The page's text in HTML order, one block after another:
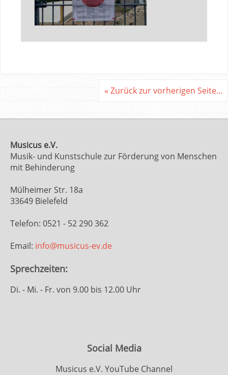
« Zurück zur vorherigen Seite...
Musicus e.V.
Musik- und Kunstschule zur Förderung von Menschen
mit Behinderung
Mülheimer Str. 18a
33649 Bielefeld
Telefon: 0521 - 52 290 362
Email: info@musicus-ev.de
Sprechzeiten:
Di. - Mi. - Fr. von 9.00 bis 12.00 Uhr
Social Media
Musicus e.V. YouTube Channel